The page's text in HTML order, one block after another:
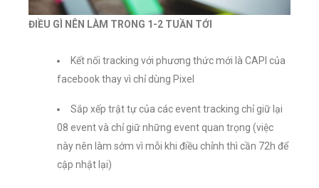
ĐIỀU GÌ NÊN LÀM TRONG 1-2 TUẦN TỚI
Kết nối tracking với phương thức mới là CAPI của
facebook thay vì chỉ dùng Pixel
Sắp xếp trật tự của các event tracking chỉ giữ lại
08 event và chỉ giữ những event quan trọng (việc
này nên làm sớm vì mỗi khi điều chỉnh thì cần 72h để
cập nhật lại)